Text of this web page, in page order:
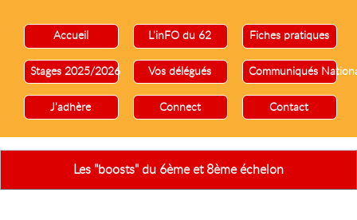
Accueil L'inFO du 62 Fiches pratiques
Stages 2025/2026 Vos délégués Communiqués
J'adhère Connect Contact
Les "boosts" du 6ème et 8ème échelon